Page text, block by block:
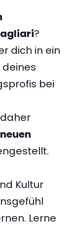
?
dich in ein
bei
Kultur
Lerne